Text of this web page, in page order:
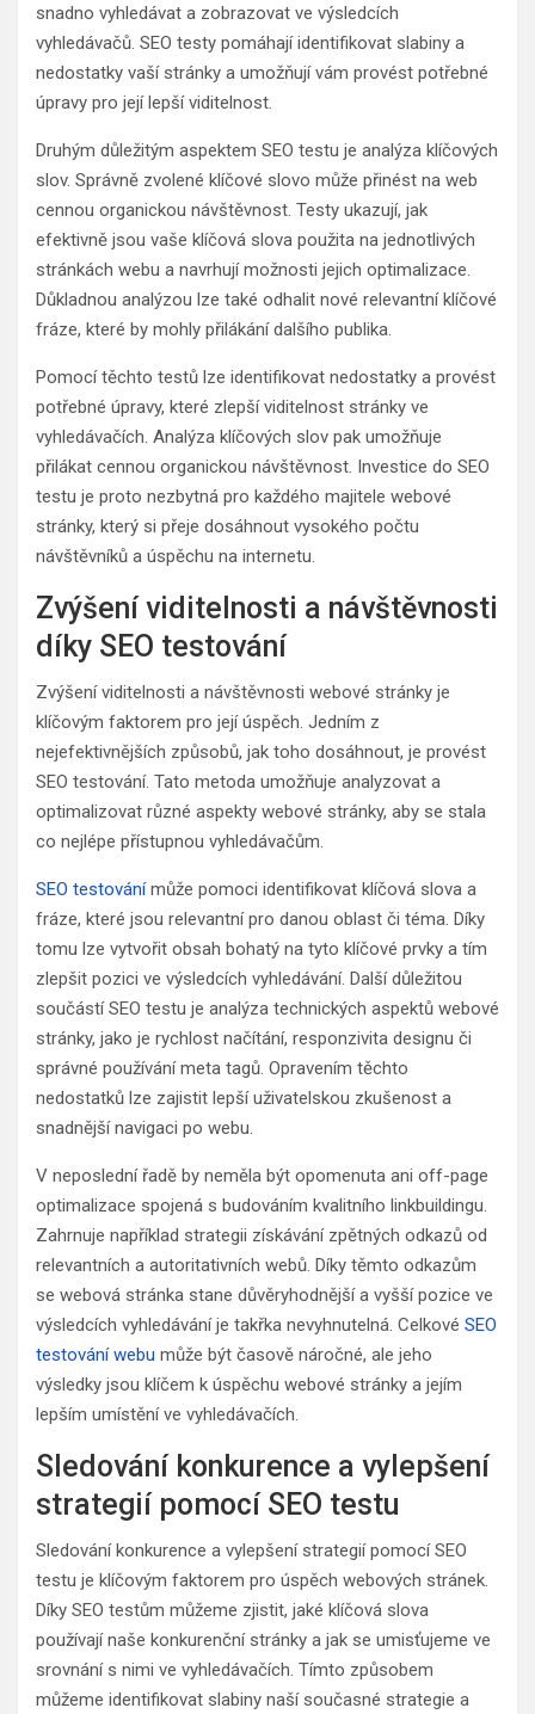
snadno vyhledávat a zobrazovat ve výsledcích
vyhledávačů. SEO testy pomáhají identifikovat slabiny a
nedostatky vaší stránky a umožňují vám provést potřebné
úpravy pro její lepší viditelnost.
Druhým důležitým aspektem SEO testu je analýza klíčových
slov. Správně zvolené klíčové slovo může přinést na web
cennou organickou návštěvnost. Testy ukazují, jak
efektivně jsou vaše klíčová slova použita na jednotlivých
stránkách webu a navrhují možnosti jejich optimalizace.
Důkladnou analýzou lze také odhalit nové relevantní klíčové
fráze, které by mohly přilákání dalšího publika.
Pomocí těchto testů lze identifikovat nedostatky a provést
potřebné úpravy, které zlepší viditelnost stránky ve
vyhledávačích. Analýza klíčových slov pak umožňuje
přilákat cennou organickou návštěvnost. Investice do SEO
testu je proto nezbytná pro každého majitele webové
stránky, který si přeje dosáhnout vysokého počtu
návštěvníků a úspěchu na internetu.
Zvýšení viditelnosti a návštěvnosti
díky SEO testování
Zvýšení viditelnosti a návštěvnosti webové stránky je
klíčovým faktorem pro její úspěch. Jedním z
nejefektivnějších způsobů, jak toho dosáhnout, je provést
SEO testování. Tato metoda umožňuje analyzovat a
optimalizovat různé aspekty webové stránky, aby se stala
co nejlépe přístupnou vyhledávačům.
SEO testovánímůže pomoci identifikovat klíčová slova a
fráze, které jsou relevantní pro danou oblast či téma. Díky
tomu lze vytvořit obsah bohatý na tyto klíčové prvky a tím
zlepšit pozici ve výsledcích vyhledávání. Další důležitou
součástí SEO testu je analýza technických aspektů webové
stránky, jako je rychlost načítání, responzivita designu či
správné používání meta tagů. Opravením těchto
nedostatků lze zajistit lepší uživatelskou zkušenost a
snadnější navigaci po webu.
V neposlední řadě by neměla být opomenuta ani off-page
optimalizace spojená s budováním kvalitního linkbuildingu.
Zahrnuje například strategii získávání zpětných odkazů od
relevantních a autoritativních webů. Díky těmto odkazům
se webová stránka stane důvěryhodnější a vyšší pozice ve
výsledcích vyhledávání je takřka nevyhnutelná. Celkové SEO
testování webu může být časově náročné, ale jeho
výsledky jsou klíčem k úspěchu webové stránky a jejím
lepším umístění ve vyhledávačích.
Sledování konkurence a vylepšení
strategií pomocí SEO testu
Sledování konkurence a vylepšení strategií pomocí SEO
testu je klíčovým faktorem pro úspěch webových stránek.
Díky SEO testům můžeme zjistit, jaké klíčová slova
používají naše konkurenční stránky a jak se umisťujeme ve
srovnání s nimi ve vyhledávačích. Tímto způsobem
můžeme identifikovat slabiny naší současné strategie a